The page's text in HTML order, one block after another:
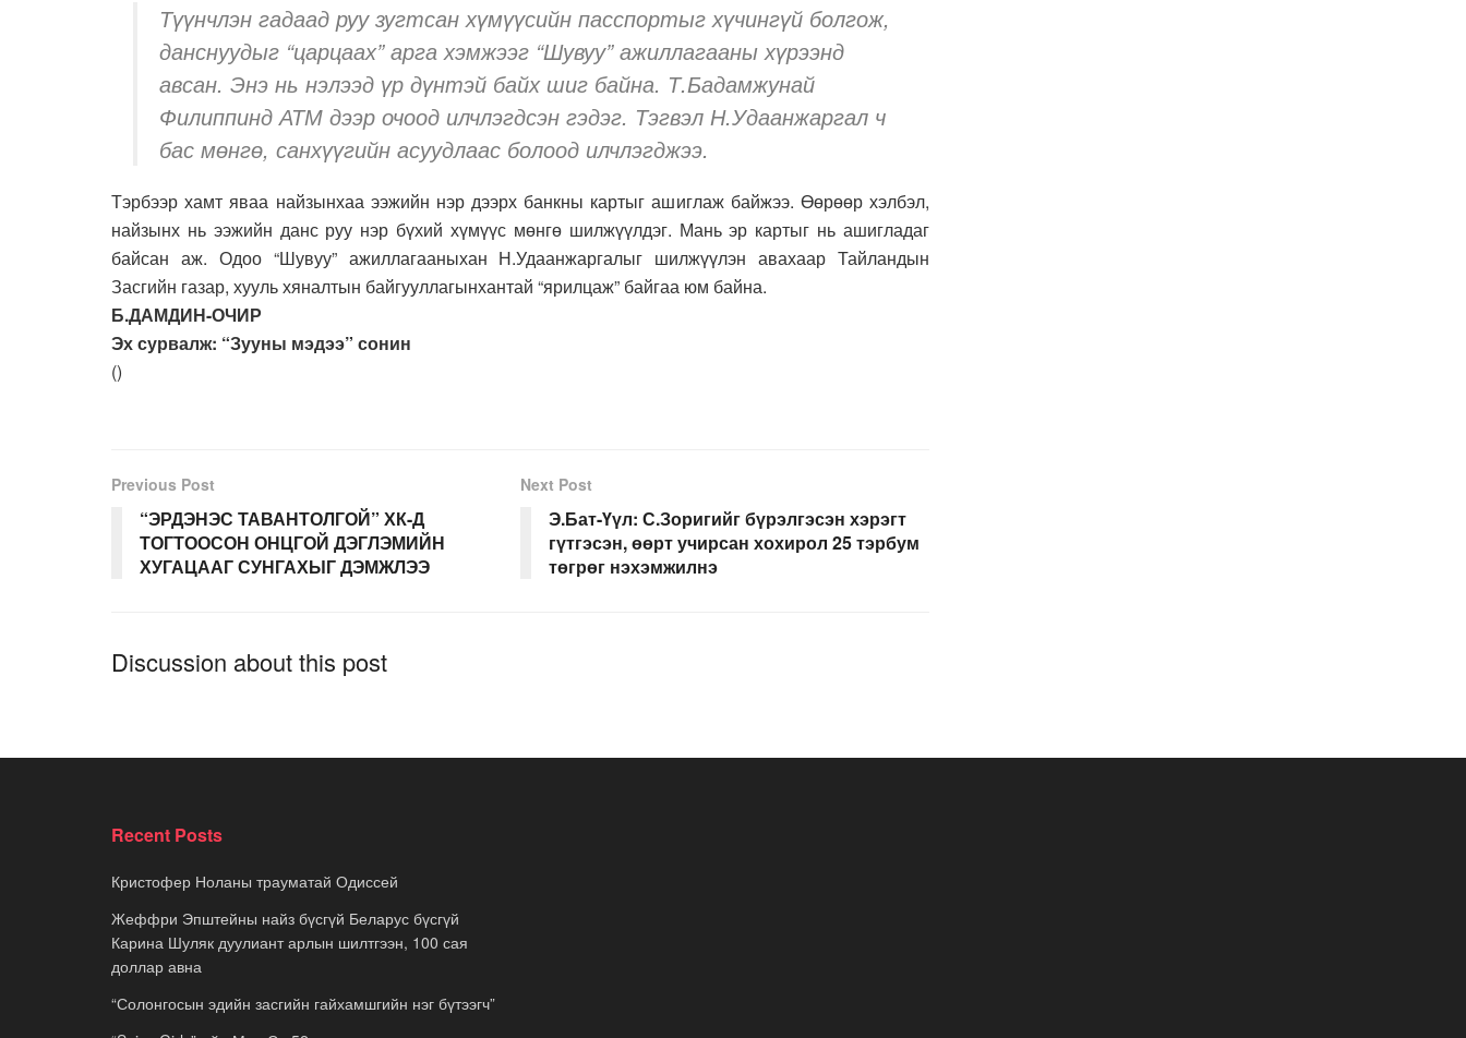
Түүнчлэн гадаад руу зугтсан хүмүүсийн пасспортыг хүчингүй болгож,
данснуудыг “царцаах” арга хэмжээг “Шувуу” ажиллагааны хүрээнд
авсан. Энэ нь нэлээд үр дүнтэй байх шиг байна. Т.Бадамжунай
Филиппинд АТМ дээр очоод илчлэгдсэн гэдэг. Тэгвэл Н.Удаанжаргал ч
бас мөнгө, санхүүгийн асуудлаас болоод илчлэгджээ.
Тэрбээр хамт яваа найзынхаа ээжийн нэр дээрх банкны картыг ашиглаж байжээ. Өөрөөр хэлбэл,
найзынх нь ээжийн данс руу нэр бүхий хүмүүс мөнгө шилжүүлдэг. Мань эр картыг нь ашигладаг
байсан аж. Одоо “Шувуу” ажиллагааныхан Н.Удаанжаргалыг шилжүүлэн авахаар Тайландын
Засгийн газар, хууль хяналтын байгууллагынхантай “ярилцаж” байгаа юм байна.
Б.ДАМДИН-ОЧИР
Эх сурвалж: “Зууны мэдээ” сонин
()
Previous Post
“ЭРДЭНЭС ТАВАНТОЛГОЙ” ХК-Д
ТОГТООСОН ОНЦГОЙ ДЭГЛЭМИЙН
ХУГАЦААГ СУНГАХЫГ ДЭМЖЛЭЭ
Next Post
Э.Бат-Үүл: С.Зоригийг бүрэлгэсэн хэрэгт
гүтгэсэн, өөрт учирсан хохирол 25 тэрбум
төгрөг нэхэмжилнэ
Discussion about this post
Recent Posts
Кристофер Ноланы трауматай Одиссей
Жеффри Эпштейны найз бүсгүй Беларус бүсгүй
Карина Шуляк дуулиант арлын шилтгээн, 100 сая
доллар авна
“Солонгосын эдийн засгийн гайхамшгийн нэг бүтээгч”